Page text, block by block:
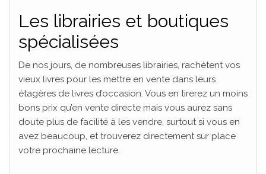
Les librairies et boutiques
spécialisées
De nos jours, de nombreuses librairies, rachètent vos
vieux livres pour les mettre en vente dans leurs
étagères de livres d’occasion. Vous en tirerez un moins
bons prix qu’en vente directe mais vous aurez sans
doute plus de facilité à les vendre, surtout si vous en
avez beaucoup, et trouverez directement sur place
votre prochaine lecture.